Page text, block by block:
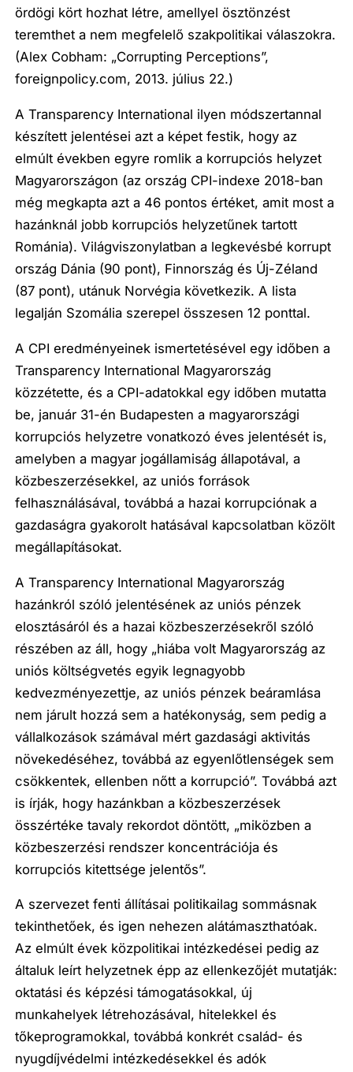
ördögi kört hozhat létre, amellyel ösztönzést
teremthet a nem megfelelő szakpolitikai válaszokra.
(Alex Cobham: „Corrupting Perceptions”,
foreignpolicy.com, 2013. július 22.)
A Transparency International ilyen módszertannal
készített jelentései azt a képet festik, hogy az
elmúlt években egyre romlik a korrupciós helyzet
Magyarországon (az ország CPI-indexe 2018-ban
még megkapta azt a 46 pontos értéket, amit most a
hazánknál jobb korrupciós helyzetűnek tartott
Románia). Világviszonylatban a legkevésbé korrupt
ország Dánia (90 pont), Finnország és Új-Zéland
(87 pont), utánuk Norvégia következik. A lista
legalján Szomália szerepel összesen 12 ponttal.
A CPI eredményeinek ismertetésével egy időben a
Transparency International Magyarország
közzétette, és a CPI-adatokkal egy időben mutatta
be, január 31-én Budapesten a magyarországi
korrupciós helyzetre vonatkozó éves jelentését is,
amelyben a magyar jogállamiság állapotával, a
közbeszerzésekkel, az uniós források
felhasználásával, továbbá a hazai korrupciónak a
gazdaságra gyakorolt hatásával kapcsolatban közölt
megállapításokat.
A Transparency International Magyarország
hazánkról szóló jelentésének az uniós pénzek
elosztásáról és a hazai közbeszerzésekről szóló
részében az áll, hogy „hiába volt Magyarország az
uniós költségvetés egyik legnagyobb
kedvezményezettje, az uniós pénzek beáramlása
nem járult hozzá sem a hatékonyság, sem pedig a
vállalkozások számával mért gazdasági aktivitás
növekedéséhez, továbbá az egyenlőtlenségek sem
csökkentek, ellenben nőtt a korrupció”. Továbbá azt
is írják, hogy hazánkban a közbeszerzések
összértéke tavaly rekordot döntött, „miközben a
közbeszerzési rendszer koncentrációja és
korrupciós kitettsége jelentős”.
A szervezet fenti állításai politikailag sommásnak
tekinthetőek, és igen nehezen alátámaszthatóak.
Az elmúlt évek közpolitikai intézkedései pedig az
általuk leírt helyzetnek épp az ellenkezőjét mutatják:
oktatási és képzési támogatásokkal, új
munkahelyek létrehozásával, hitelekkel és
tőkeprogramokkal, továbbá konkrét család- és
nyugdíjvédelmi intézkedésekkel és adók